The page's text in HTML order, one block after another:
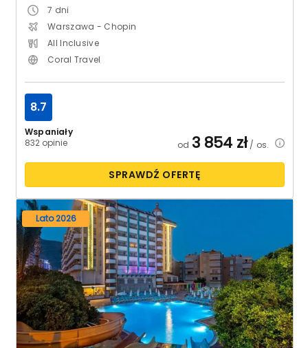
7 dni
Warszawa - Chopin
All Inclusive
Coral Travel
Wspaniały
832 opinie
8.7
od 3 854 zł/ os.
SPRAWDŹ OFERTĘ
Lato 2026